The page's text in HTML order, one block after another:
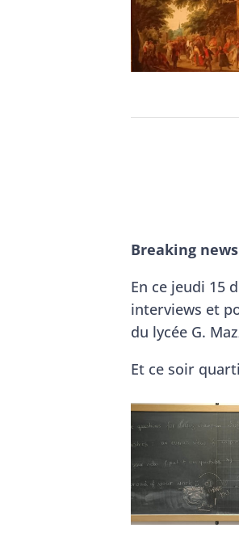
Breaking
En ce jeudi 15
interviews et
du lycée G.
Et ce soir